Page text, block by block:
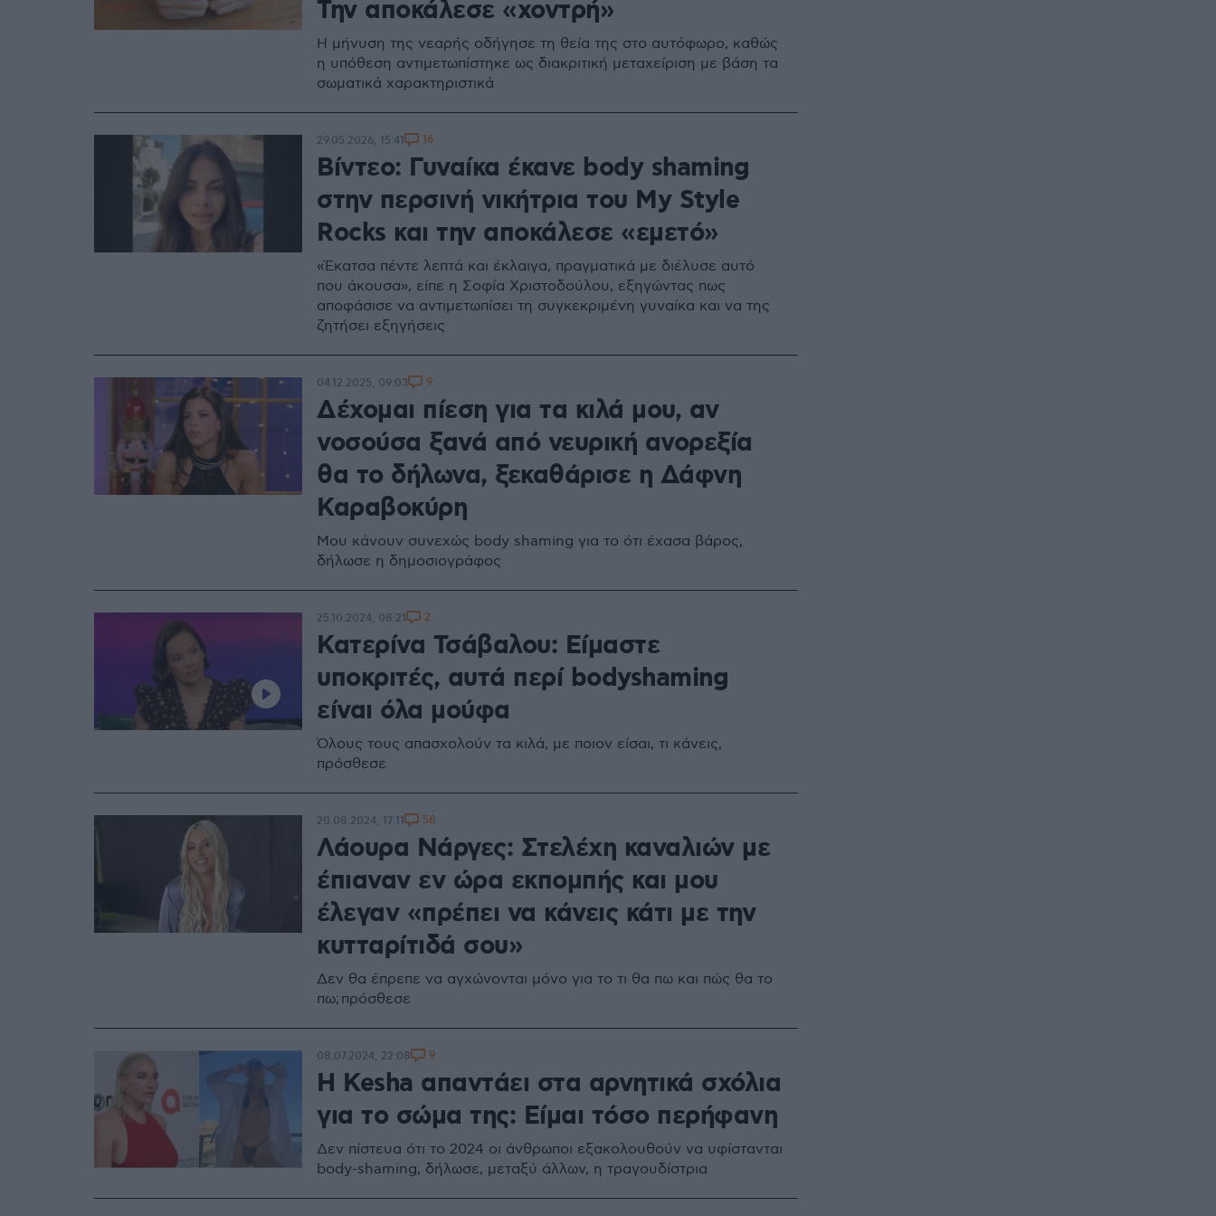
Την αποκάλεσε «χοντρή»
Η μήνυση της νεαρής οδήγησε τη θεία της στο αυτόφωρο, καθώς
η υπόθεση αντιμετωπίστηκε ως διακριτική μεταχείριση με βάση τα
σωματικά χαρακτηριστικά
Βίντεο: Γυναίκα έκανε body shaming
στην περσινή νικήτρια του My Style
Rocks και την αποκάλεσε «εμετό»
«Έκατσα πέντε λεπτά και έκλαιγα, πραγματικά με διέλυσε αυτό
που άκουσα», είπε η Σοφία Χριστοδούλου, εξηγώντας πως
αποφάσισε να αντιμετωπίσει τη συγκεκριμένη γυναίκα και να της
ζητήσει εξηγήσεις
29.05.2026, 15:41 16
Δέχομαι πίεση για τα κιλά μου, αν
νοσούσα ξανά από νευρική ανορεξία
θα το δήλωνα, ξεκαθάρισε η Δάφνη
Καραβοκύρη
Μου κάνουν συνεχώς body shaming για το ότι έχασα βάρος,
δήλωσε η δημοσιογράφος
04.12.2025, 09:03 9
Κατερίνα Τσάβαλου: Είμαστε
υποκριτές, αυτά περί bodyshaming
είναι όλα μούφα
Όλους τους απασχολούν τα κιλά, με ποιον είσαι, τι κάνεις,
πρόσθεσε
25.10.2024, 08:21 2
Λάουρα Νάργες: Στελέχη καναλιών με
έπιαναν εν ώρα εκπομπής και μου
έλεγαν «πρέπει να κάνεις κάτι με την
κυτταρίτιδά σου»
Δεν θα έπρεπε να αγχώνονται μόνο για το τι θα πω και πώς θα το
πω; πρόσθεσε
20.08.2024, 17:11 58
Η Kesha απαντάει στα αρνητικά σχόλια
για το σώμα της: Είμαι τόσο περήφανη
Δεν πίστευα ότι το 2024 οι άνθρωποι εξακολουθούν να υφίστανται
body-shaming, δήλωσε, μεταξύ άλλων, η τραγουδίστρια
08.07.2024, 22:08 9